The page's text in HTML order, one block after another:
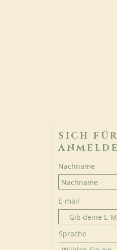
SICH
Nachname
E-mail
Sprache